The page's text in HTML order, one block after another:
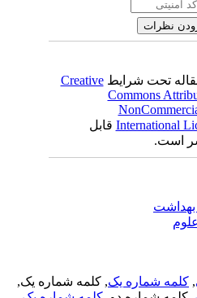
تحت شرایطCreative
Commons
Internationalقابل
است.
کلمه شماره یک, کلمه شماره یک,